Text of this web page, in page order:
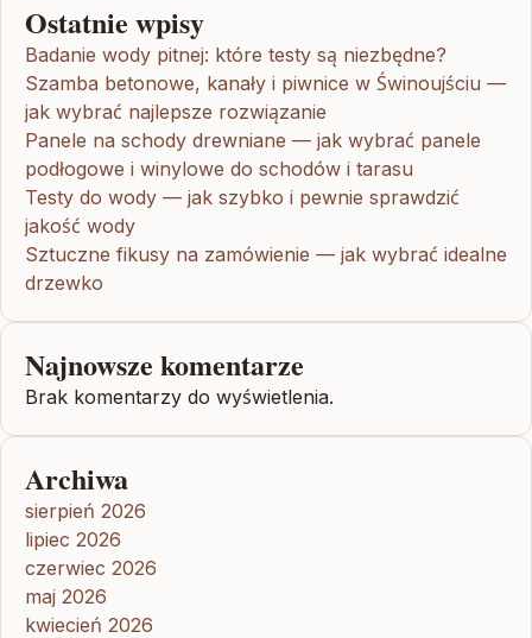
Ostatnie wpisy
Badanie wody pitnej: które testy są niezbędne?
Szamba betonowe, kanały i piwnice w Świnoujściu —
jak wybrać najlepsze rozwiązanie
Panele na schody drewniane — jak wybrać panele
podłogowe i winylowe do schodów i tarasu
Testy do wody — jak szybko i pewnie sprawdzić
jakość wody
Sztuczne fikusy na zamówienie — jak wybrać idealne
drzewko
Najnowsze komentarze
Brak komentarzy do wyświetlenia.
Archiwa
sierpień 2026
lipiec 2026
czerwiec 2026
maj 2026
kwiecień 2026